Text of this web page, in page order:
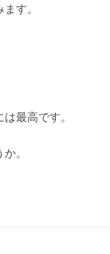
す。
最高です。
。